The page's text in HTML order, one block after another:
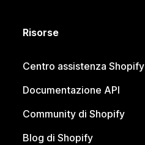
Risorse
Centro assistenza Shopify
Documentazione API
Community di Shopify
Blog di Shopify